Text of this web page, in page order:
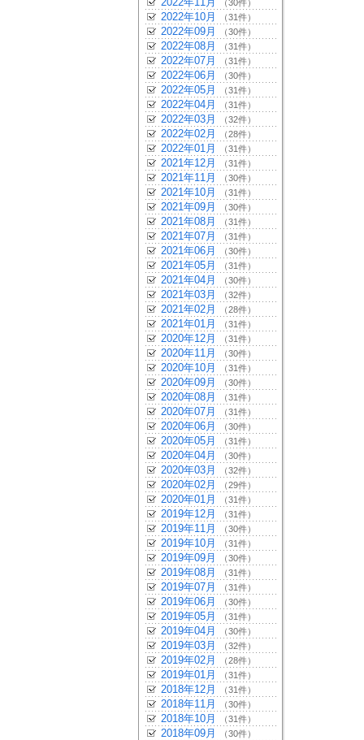
（30件）
2022年10月 （31件）
2022年09月 （30件）
2022年08月 （31件）
2022年07月 （31件）
2022年06月 （30件）
2022年05月 （31件）
2022年04月 （31件）
2022年03月 （32件）
2022年02月 （28件）
2022年01月 （31件）
2021年12月 （31件）
2021年11月 （30件）
2021年10月 （31件）
2021年09月 （30件）
2021年08月 （31件）
2021年07月 （31件）
2021年06月 （30件）
2021年05月 （31件）
2021年04月 （30件）
2021年03月 （32件）
2021年02月 （28件）
2021年01月 （31件）
2020年12月 （31件）
2020年11月 （30件）
2020年10月 （31件）
2020年09月 （30件）
2020年08月 （31件）
2020年07月 （31件）
2020年06月 （30件）
2020年05月 （31件）
2020年04月 （30件）
2020年03月 （32件）
2020年02月 （29件）
2020年01月 （31件）
2019年12月 （31件）
2019年11月 （30件）
2019年10月 （31件）
2019年09月 （30件）
2019年08月 （31件）
2019年07月 （31件）
2019年06月 （30件）
2019年05月 （31件）
2019年04月 （30件）
2019年03月 （32件）
2019年02月 （28件）
2019年01月 （31件）
2018年12月 （31件）
2018年11月 （30件）
2018年10月 （31件）
2018年09月 （30件）